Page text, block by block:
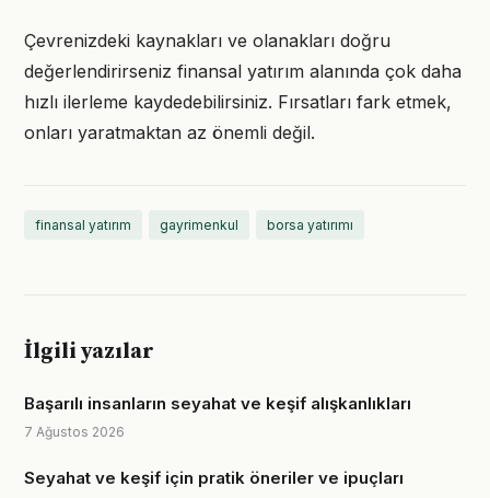
Çevrenizdeki kaynakları ve olanakları doğru
değerlendirirseniz finansal yatırım alanında çok daha
hızlı ilerleme kaydedebilirsiniz. Fırsatları fark etmek,
onları yaratmaktan az önemli değil.
finansal yatırım gayrimenkul borsa yatırımı
İlgili yazılar
Başarılı insanların seyahat ve keşif alışkanlıkları
7 Ağustos 2026
Seyahat ve keşif için pratik öneriler ve ipuçları